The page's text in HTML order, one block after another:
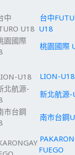
台中
U18
桃園國際
LION-U18
新北航源-
南市台鋼
FUEGO